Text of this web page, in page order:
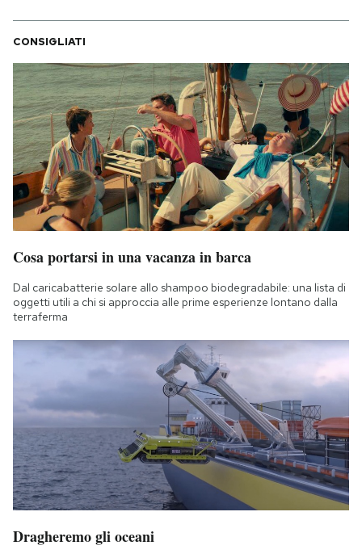
CONSIGLIATI
Cosa portarsi in una vacanza in barca
Dal caricabatterie solare allo shampoo biodegradabile: una lista di
oggetti utili a chi si approccia alle prime esperienze lontano dalla
terraferma
Dragheremo gli oceani